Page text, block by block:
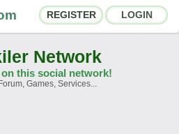
REGISTER LOGIN
Network
this social network!
Games, Services...